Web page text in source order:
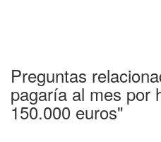
Preguntas
pagaría al mes por
150.000 euros"